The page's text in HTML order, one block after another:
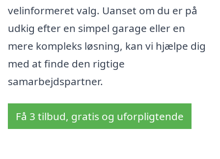
velinformeret valg. Uanset om du er på
udkig efter en simpel garage eller en
mere kompleks løsning, kan vi hjælpe dig
med at finde den rigtige
samarbejdspartner.
Få 3 tilbud, gratis og uforpligtende